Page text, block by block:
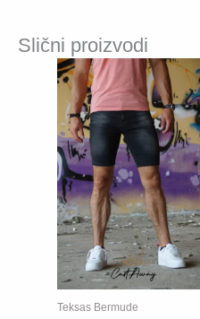
Slični proizvodi
Teksas Bermude